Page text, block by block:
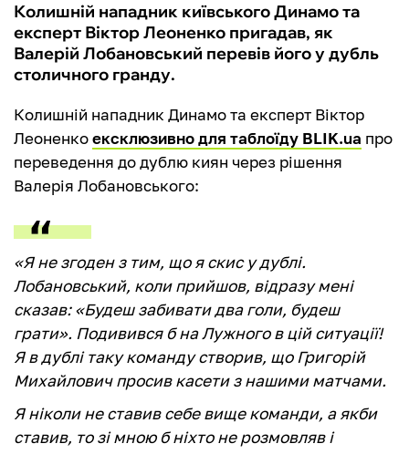
Колишній нападник київського Динамо та
експерт Віктор Леоненко пригадав, як
Валерій Лобановський перевів його у дубль
столичного гранду.
Колишній нападник Динамо та експерт Віктор
Леоненкоексклюзивно для таблоїду BLIK.ua про
переведення до дублю киян через рішення
Валерія Лобановського:
«Я не згоден з тим, що я скис у дублі.
Лобановський, коли прийшов, відразу мені
сказав: «Будеш забивати два голи, будеш
грати». Подивився б на Лужного в цій ситуації!
Я в дублі таку команду створив, що Григорій
Михайлович просив касети з нашими матчами.
Я ніколи не ставив себе вище команди, а якби
ставив, то зі мною б ніхто не розмовляв і